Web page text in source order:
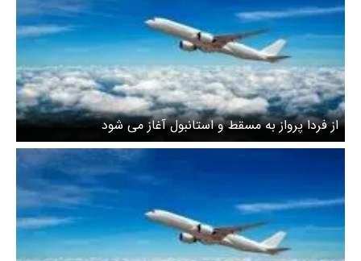
از فردا پرواز به مسقط و استانبول آغاز می شود